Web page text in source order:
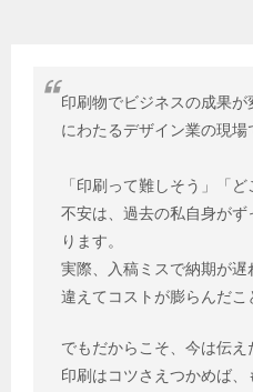
印刷物でビジネスの成果
にわたるデザイン業の現場
「印刷って難しそう」「
不安は、過去の私自身が
ります。
実際、入稿ミスで納期が
違えてコストが膨らんだこ
でもだからこそ、今は伝え
印刷はコツさえつかめば